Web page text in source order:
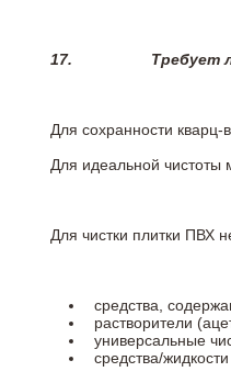
17. Требует
Для сохранности кварц-
Для идеальной чистоты
Для чистки плитки ПВХ
средства,
растворители
универсальные
средства/